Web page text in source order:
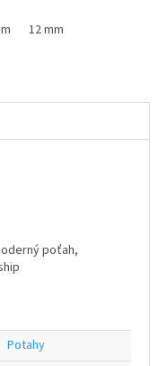
12 mm
poťah,
Potahy